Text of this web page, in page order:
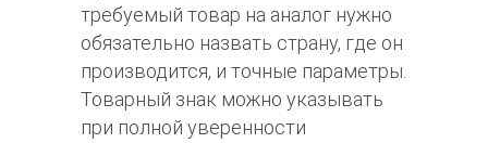
требуемый товар на аналог нужно
обязательно назвать страну, где он
производится, и точные параметры.
Товарный знак можно указывать
при полной уверенности